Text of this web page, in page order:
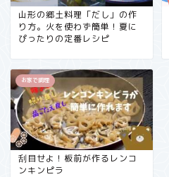
山形の郷土料理「だし」の作
り方。火を使わず簡単！夏に
ぴったりの定番レシピ
お家で調理
刮目せよ！板前が作るレンコ
ンキンピラ